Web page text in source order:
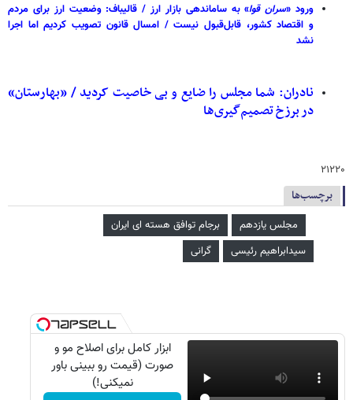
ورود «سران قوا» به ساماندهی بازار ارز / قالیباف: وضعیت ارز برای مردم
و اقتصاد کشور، قابل‌قبول نیست / امسال قانون تصویب کردیم اما اجرا
نشد
نادران: شما مجلس را ضایع و بی خاصیت کردید / «بهارستان»
در برزخ تصمیم‌گیری‌ها
۲۱۲۲۰
برچسب‌ها
مجلس یازدهم
برجام توافق هسته ای ایران
سیدابراهیم رئیسی
گرانی
ابزار کامل برای اصلاح مو و
صورت (قیمت رو ببینی باور
نمیکنی!)